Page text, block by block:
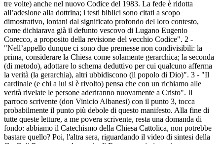
tre volte) anche nel nuovo Codice del 1983. La fede è ridotta
all’adesione alla dottrina; i testi biblici sono citati a scopo
dimostrativo, lontani dal significato profondo del loro contesto,
come dichiarava già il defunto vescovo di Lugano Eugenio
Corecco, a proposito della revisione del vecchio Codice". 2 -
"Nell’appello dunque ci sono due premesse non condivisibili: la
prima, considerare la Chiesa come solamente gerarchica; la seconda
(di metodo), adottare lo schema deduttivo per cui qualcuno afferma
la verità (la gerarchia), altri ubbidiscono (il popolo di Dio)". 3 - "Il
cardinale (e chi a lui si è rivolto) pensa che con un richiamo alle
verità rivelate le persone aderiranno nuovamente a Cristo". Il
parroco scrivente (don Vinicio Albanesi) con il punto 3, tocca
probabilmente il punto più debole di questo manifesto. Alla fine di
tutte queste letture, a me povera scrivente, resta una domanda di
fondo: abbiamo il Catechismo della Chiesa Cattolica, non potrebbe
bastare quello? Poi, l'altra sera, riguardando il video di sintesi della